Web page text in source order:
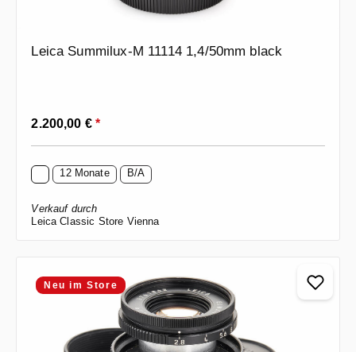
Leica Summilux-M 11114 1,4/50mm black
Regulärer Preis:
2.200,00 €*
12 Monate B/A
Verkauf durch
Leica Classic Store Vienna
Neu im Store